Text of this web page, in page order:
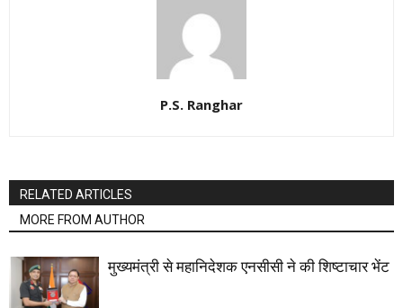
P.S. Ranghar
RELATED ARTICLES
MORE FROM AUTHOR
मुख्यमंत्री से महानिदेशक एनसीसी ने की शिष्टाचार भेंट